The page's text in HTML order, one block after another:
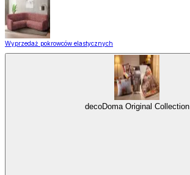
Wyprzedaż pokrowców elastycznych
decoDoma Original Collection